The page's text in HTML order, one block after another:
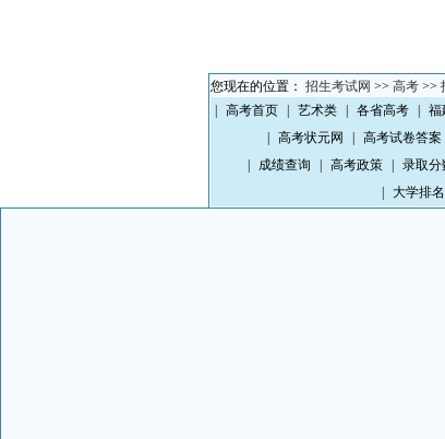
您现在的位置： 招生考试网 >> 高考 >>
高考首页 艺术类 各省高考 福
高考状元网 高考试卷答案
成绩查询 高考政策 录取分
大学排名